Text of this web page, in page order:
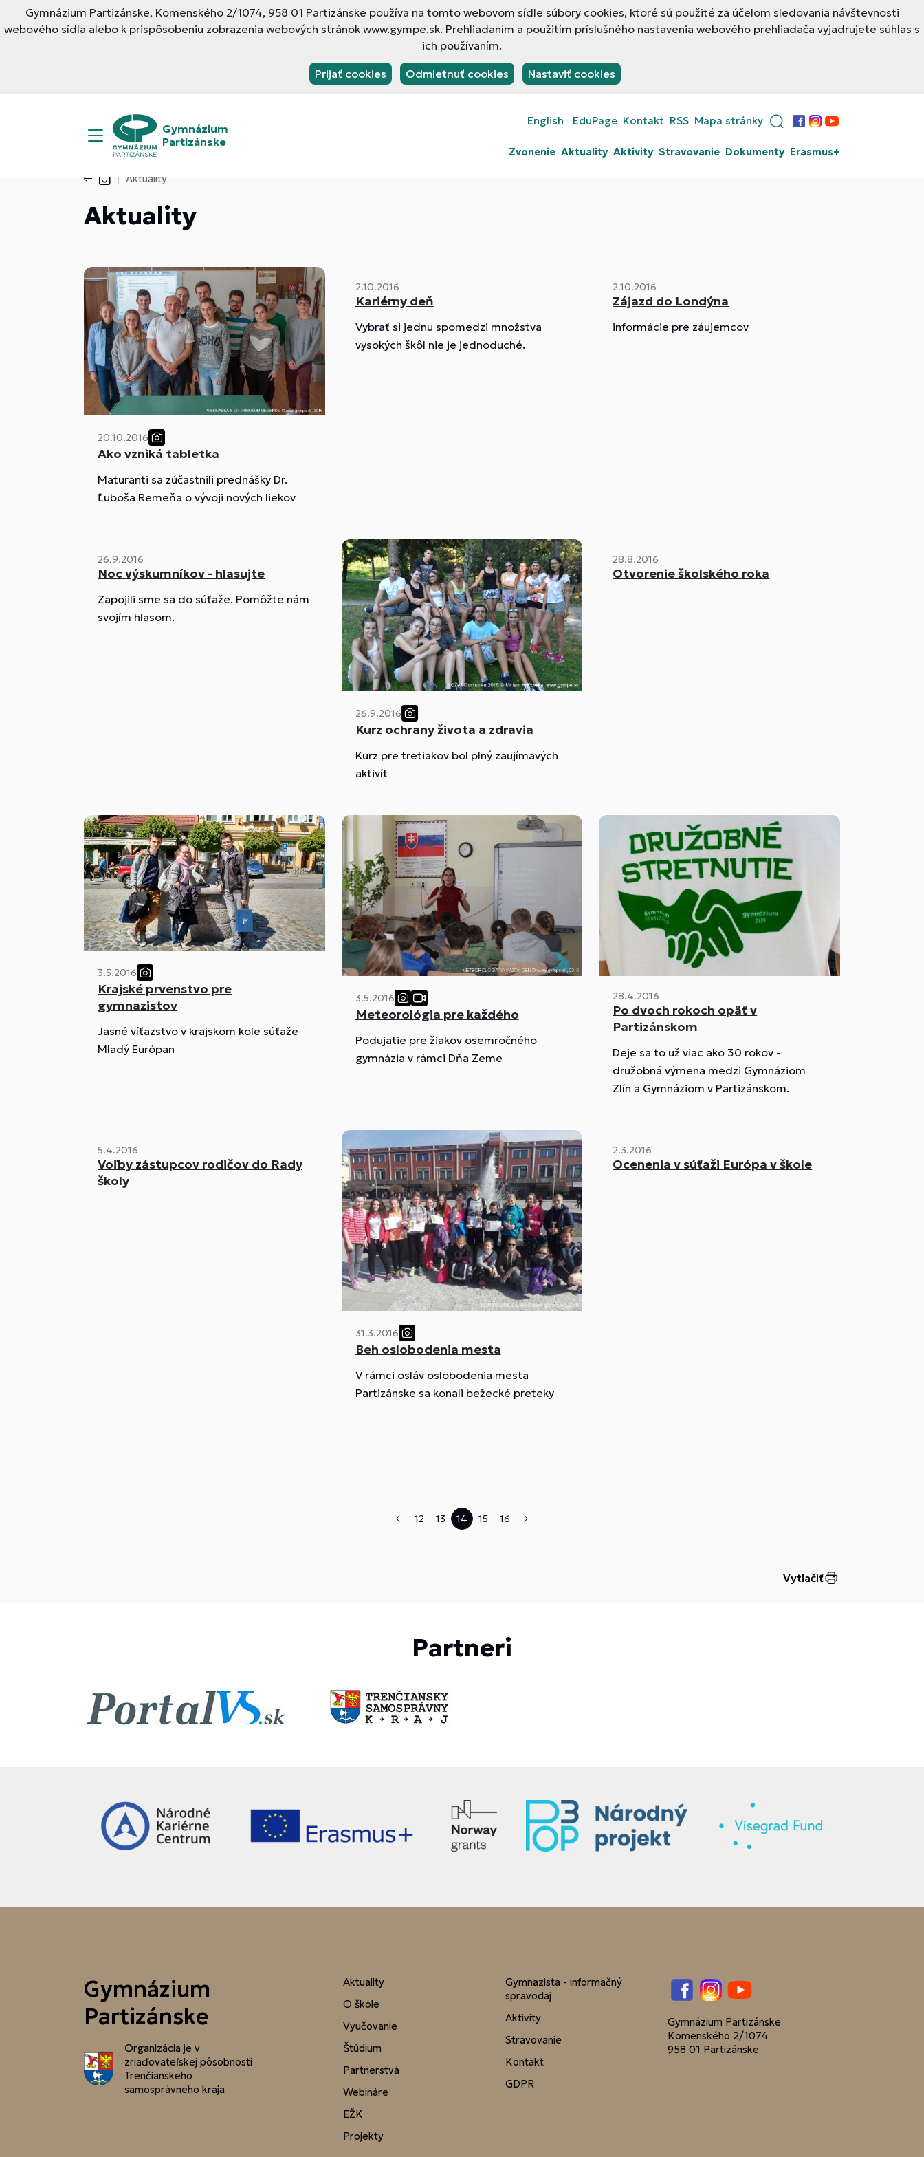
Gymnázium Partizánske, Komenského 2/1074, 958 01 Partizánske používa na tomto webovom sídle súbory cookies, ktoré sú použité za účelom sledovania návštevnosti
webového sídla alebo k prispôsobeniu zobrazenia webových stránok www.gympe.sk. Prehliadaním a použitím príslušného nastavenia webového prehliadača vyjadrujete súhlas s
ich používaním.
Prijať cookies Odmietnuť cookies Nastaviť cookies
Gymnázium
Partizánske
English EduPage Kontakt RSS Mapa stránky
Facebook
Instagram
YouTube
Zvonenie Aktuality Aktivity Stravovanie Dokumenty Erasmus+
Aktuality
Aktuality
20.10.2016
Ako vzniká tabletka
Maturanti sa zúčastnili prednášky Dr.
Ľuboša Remeňa o vývoji nových liekov
2.10.2016
Kariérny deň
Vybrať si jednu spomedzi množstva
vysokých škôl nie je jednoduché.
2.10.2016
Zájazd do Londýna
informácie pre záujemcov
26.9.2016
Noc výskumníkov - hlasujte
Zapojili sme sa do súťaže. Pomôžte nám
svojím hlasom.
26.9.2016
Kurz ochrany života a zdravia
Kurz pre tretiakov bol plný zaujímavých
aktivít
28.8.2016
Otvorenie školského roka
3.5.2016
Krajské prvenstvo pre
gymnazistov
Jasné víťazstvo v krajskom kole súťaže
Mladý Európan
3.5.2016
Meteorológia pre každého
Podujatie pre žiakov osemročného
gymnázia v rámci Dňa Zeme
28.4.2016
Po dvoch rokoch opäť v
Partizánskom
Deje sa to už viac ako 30 rokov -
družobná výmena medzi Gymnáziom
Zlín a Gymnáziom v Partizánskom.
5.4.2016
Voľby zástupcov rodičov do Rady
školy
31.3.2016
Beh oslobodenia mesta
V rámci osláv oslobodenia mesta
Partizánske sa konali bežecké preteky
2.3.2016
Ocenenia v súťaži Európa v škole
12 13 14 15 16
Vytlačiť
Partneri
Gymnázium
Partizánske
Organizácia je v
zriaďovateľskej pôsobnosti
Trenčianskeho
samosprávneho kraja
Aktuality
O škole
Vyučovanie
Štúdium
Partnerstvá
Webináre
EŽK
Projekty
Gymnazista - informačný
spravodaj
Aktivity
Stravovanie
Kontakt
GDPR
FacebookInstagramYouTube
Gymnázium Partizánske
Komenského 2/1074
958 01 Partizánske